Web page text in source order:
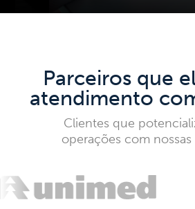
Parceiros que
atendimento
Clientes que
operações com nossas